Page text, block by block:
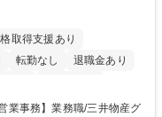
取得支援あり
転勤なし
退職金あり